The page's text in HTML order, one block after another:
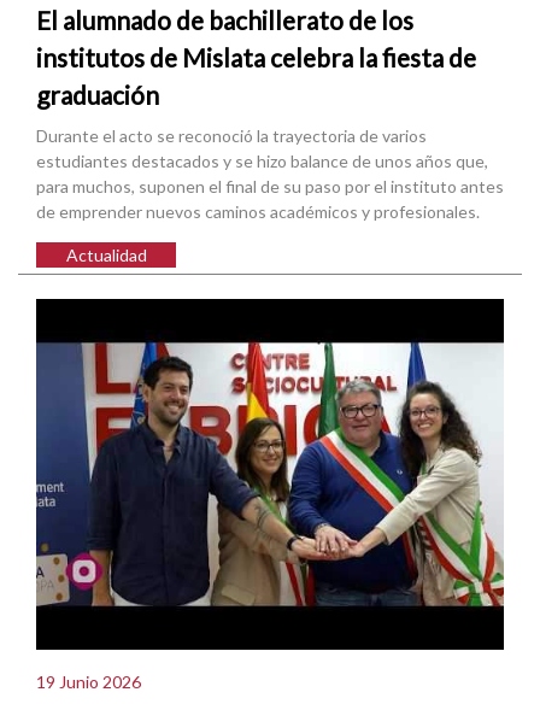
El alumnado de bachillerato de los
institutos de Mislata celebra la fiesta de
graduación
Durante el acto se reconoció la trayectoria de varios
estudiantes destacados y se hizo balance de unos años que,
para muchos, suponen el final de su paso por el instituto antes
de emprender nuevos caminos académicos y profesionales.
Actualidad
19 Junio 2026